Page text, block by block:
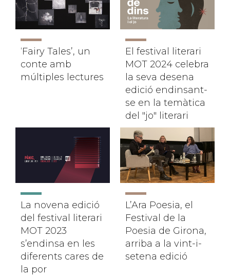
‘Fairy Tales’, un
conte amb
múltiples lectures
El festival literari
MOT 2024 celebra
la seva desena
edició endinsant-
se en la temàtica
del "jo" literari
La novena edició
del festival literari
MOT 2023
s’endinsa en les
diferents cares de
la por
L’Ara Poesia, el
Festival de la
Poesia de Girona,
arriba a la vint-i-
setena edició